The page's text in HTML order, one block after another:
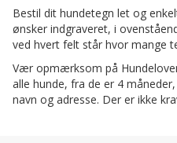
Bestil dit hundetegn let og
ønsker indgraveret, i
ved hvert felt står hvor mange
Vær opmærksom på
alle hunde, fra de er 4
navn og adresse. Der er ikke